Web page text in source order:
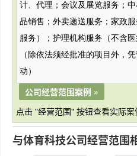
计、代理；会议及展览服务；
品销售；外卖递送服务；家政
服务）；护理机构服务（不含
（除依法须经批准的项目外，
动）
公司经营范围案例 »
点击 "经营范围" 按钮查看实际案
与体育科技公司经营范围